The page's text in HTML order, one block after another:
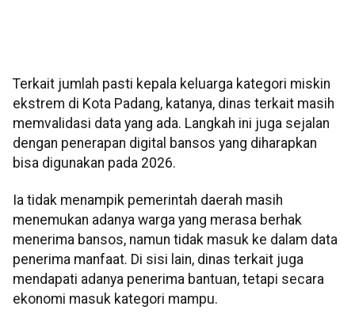
Terkait jumlah pasti kepala keluarga kategori miskin
ekstrem di Kota Padang, katanya, dinas terkait masih
memvalidasi data yang ada. Langkah ini juga sejalan
dengan penerapan digital bansos yang diharapkan
bisa digunakan pada 2026.
Ia tidak menampik pemerintah daerah masih
menemukan adanya warga yang merasa berhak
menerima bansos, namun tidak masuk ke dalam data
penerima manfaat. Di sisi lain, dinas terkait juga
mendapati adanya penerima bantuan, tetapi secara
ekonomi masuk kategori mampu.